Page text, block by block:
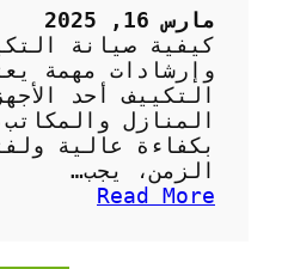
ف
ا
ت
ا
ل
ه
مارس 16, 2025
كيفية صيانة
وإرشادات مهمة
التكييف أحد
المنازل
بكفاءة عالية
الزمن، يجب…
Read More